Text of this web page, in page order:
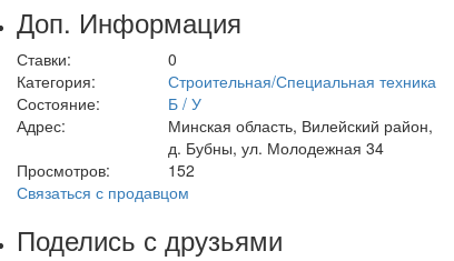
Доп. Информация
Ставки:
0
Категория:
Строительная/Специальная техника
Состояние:
Б / У
Адрес:
Минская область, Вилейский район,
д. Бубны, ул. Молодежная 34
Просмотров:
152
Связаться с продавцом
Поделись с друзьями